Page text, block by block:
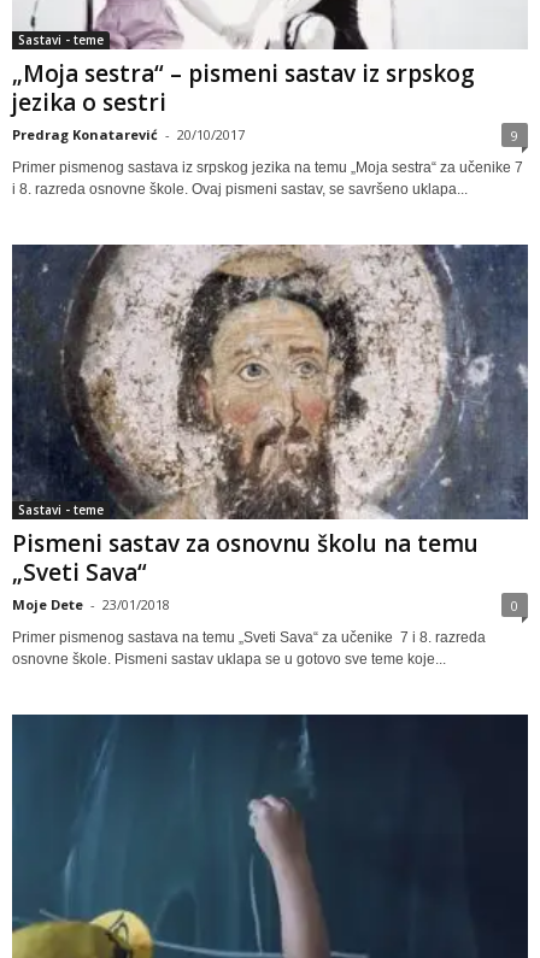
Sastavi - teme
„Moja sestra“ – pismeni sastav iz srpskog
jezika o sestri
Predrag Konatarević - 20/10/2017 9
Primer pismenog sastava iz srpskog jezika na temu „Moja sestra“ za učenike 7
i 8. razreda osnovne škole. Ovaj pismeni sastav, se savršeno uklapa...
Sastavi - teme
Pismeni sastav za osnovnu školu na temu
„Sveti Sava“
Moje Dete - 23/01/2018 0
Primer pismenog sastava na temu „Sveti Sava“ za učenike 7 i 8. razreda
osnovne škole. Pismeni sastav uklapa se u gotovo sve teme koje...